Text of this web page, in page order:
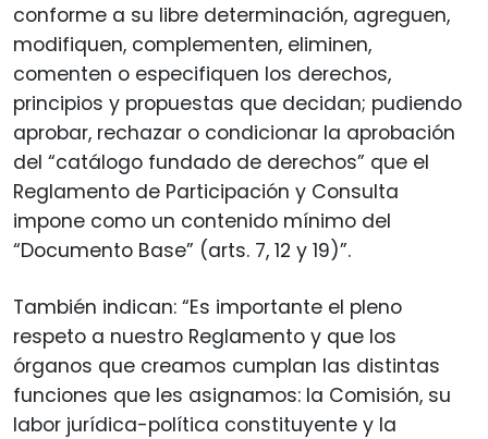
conforme a su libre determinación, agreguen,
modifiquen, complementen, eliminen,
comenten o especifiquen los derechos,
principios y propuestas que decidan; pudiendo
aprobar, rechazar o condicionar la aprobación
del “catálogo fundado de derechos” que el
Reglamento de Participación y Consulta
impone como un contenido mínimo del
“Documento Base” (arts. 7, 12 y 19)”.
También indican: “Es importante el pleno
respeto a nuestro Reglamento y que los
órganos que creamos cumplan las distintas
funciones que les asignamos: la Comisión, su
labor jurídica-política constituyente y la